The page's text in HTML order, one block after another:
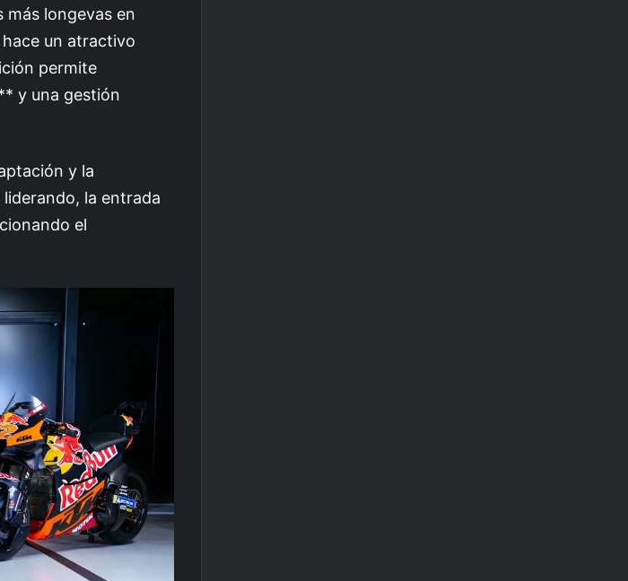
más longevas en
un atractivo
permite
y una gestión
y la
la entrada
el